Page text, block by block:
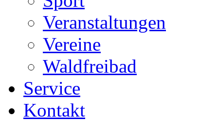
Veranstaltungen
Vereine
Waldfreibad
Service
Kontakt